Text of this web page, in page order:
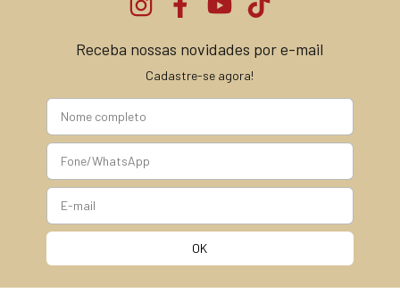
Receba nossas novidades por e-mail
Cadastre-se agora!